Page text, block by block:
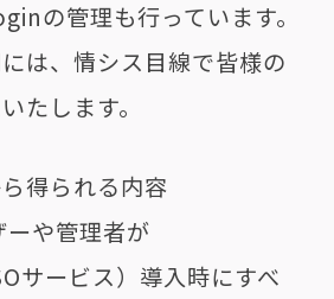
の管理も行っています。
は、情シス目線で皆様の
たします。
得られる内容
ーや管理者が
サービス）導入時にすべ